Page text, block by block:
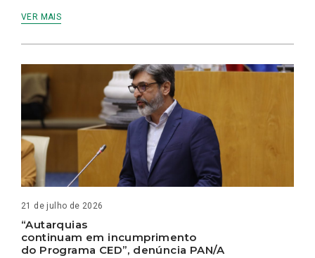
VER MAIS
21 de julho de 2026
“Autarquias
continuam em incumprimento
do Programa CED”, denúncia PAN/A